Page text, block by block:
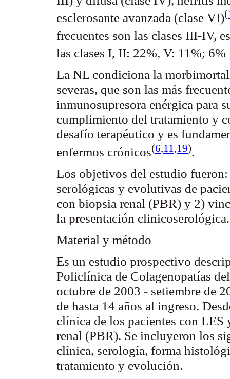
esclerosante avanzada (clase VI)(
frecuentes son las clases III-IV,
las clases I, II: 22%, V: 11%;
La NL condiciona la
severas, que son las más
inmunosupresora enérgica para
cumplimiento del tratamiento y
desafío terapéutico y es
enfermos crónicos(6,11 ,19).
Los objetivos del estudio
serológicas y evolutivas de
con biopsia renal (PBR) y 2)
la presentación clinicoserológica
Material y método
Es un estudio prospectivo
Policlínica de Colagenopatías
octubre de 2003 - setiembre de
de hasta 14 años al ingreso.
clínica de los pacientes con
renal (PBR). Se incluyeron los
clínica, serología, forma
tratamiento y evolución.